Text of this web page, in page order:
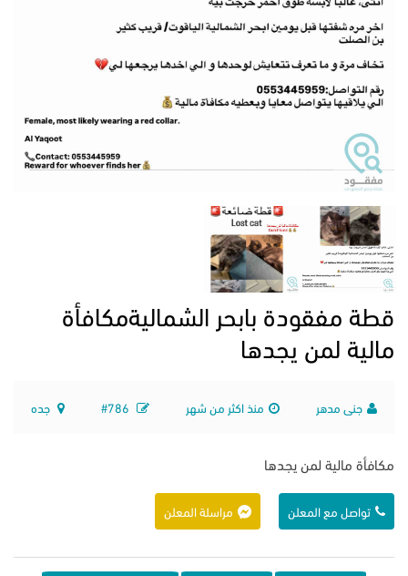
قطة مفقودة بابحر الشماليةمكافأة
مالية لمن يجدها
جنى مدهر منذ اكثر من شهر جده
مكافأة مالية لمن يجدها
تواصل مع المعلن مراسلة المعلن